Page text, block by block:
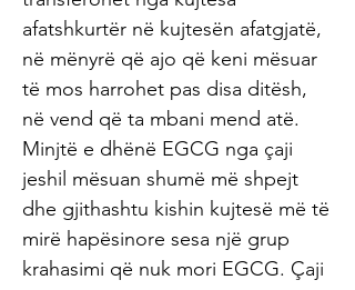
afatshkurtër në kujtesën afatgjatë,
në mënyrë që ajo që keni mësuar
të mos harrohet pas disa ditësh,
në vend që ta mbani mend atë.
Minjtë e dhënë EGCG nga çaji
jeshil mësuan shumë më shpejt
dhe gjithashtu kishin kujtesë më të
mirë hapësinore sesa një grup
krahasimi që nuk mori EGCG. Çaji